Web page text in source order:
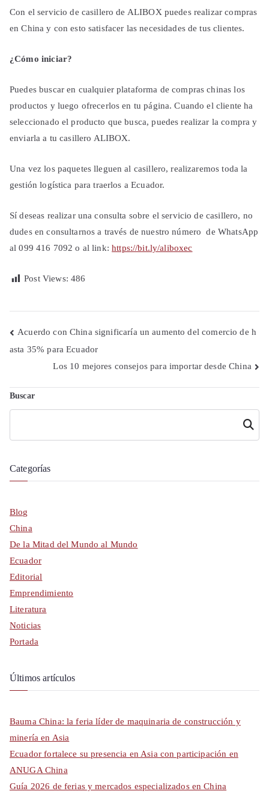
Con el servicio de casillero de ALIBOX puedes realizar compras
en China y con esto satisfacer las necesidades de tus clientes.
¿Cómo iniciar?
Puedes buscar en cualquier plataforma de compras chinas los
productos y luego ofrecerlos en tu página. Cuando el cliente ha
seleccionado el producto que busca, puedes realizar la compra y
enviarla a tu casillero ALIBOX.
Una vez los paquetes lleguen al casillero, realizaremos toda la
gestión logística para traerlos a Ecuador.
Sí deseas realizar una consulta sobre el servicio de casillero, no
dudes en consultarnos a través de nuestro número de WhatsApp
al 099 416 7092 o al link:https://bit.ly/aliboxec
Post Views: 486
Navegación
de
entradas
Acuerdo con China significaría un aumento del comercio de h
asta 35% para Ecuador
Los 10 mejores consejos para importar desde China
Buscar
Buscar
Categorías
Blog
China
De la Mitad del Mundo al Mundo
Ecuador
Editorial
Emprendimiento
Literatura
Noticias
Portada
Últimos artículos
Bauma China: la feria líder de maquinaria de construcción y
minería en Asia
Ecuador fortalece su presencia en Asia con participación en
ANUGA China
Guía 2026 de ferias y mercados especializados en China